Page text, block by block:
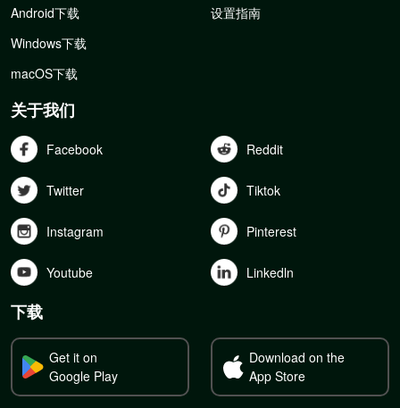
Android下载
Windows下载
macOS下载
设置指南
关于我们
Facebook Reddit
Twitter Tiktok
Instagram Pinterest
Youtube Linkedln
下载
Get it on
Google Play
Download on the
App Store